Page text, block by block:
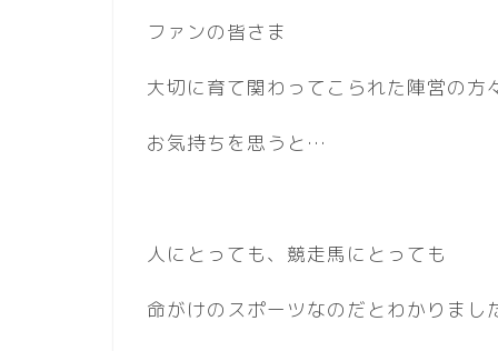
ファンの皆さま
大切に育て関わってこられた陣営の方
お気持ちを思うと…
人にとっても、競走馬にとっても
命がけのスポーツなのだとわかりまし